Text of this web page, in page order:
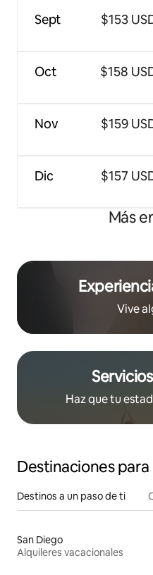
Sept
Oct
Nov
Dic
$153
$158
$159
$157
Más
Vive
Haz que tu
Destinaciones
Destinos a un paso de ti
San Diego
Alquileres vacacionales